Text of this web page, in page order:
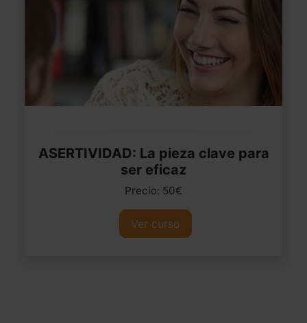
ASERTIVIDAD: La pieza clave para
ser eficaz
Precio: 50€
Ver curso